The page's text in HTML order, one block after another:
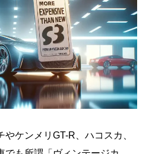
やケンメリGT-R、ハコスカ、